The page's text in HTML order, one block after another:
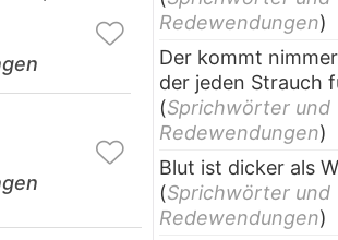
Redewendungen)
Der kommt
der jeden Strauch
(Sprichwörter und
Redewendungen)
Blut ist dicker als
(Sprichwörter und
Redewendungen)